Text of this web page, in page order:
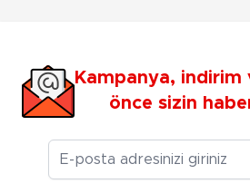
Kampanya, indirim
önce sizin
E-